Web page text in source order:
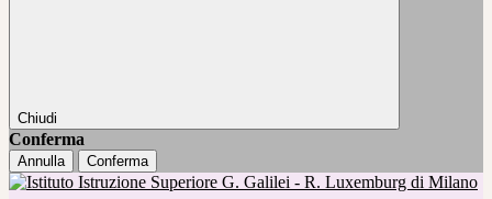
Chiudi
Conferma
Annulla Conferma